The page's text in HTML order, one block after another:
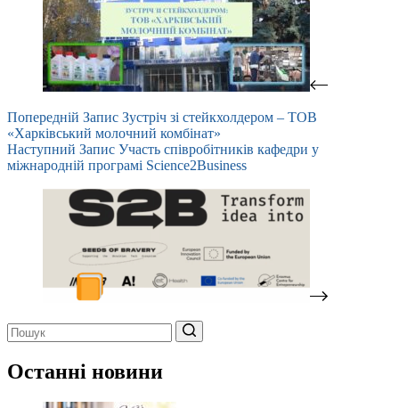
Попередній Запис Зустріч зі стейкхолдером – ТОВ
«Харківський молочний комбінат»
Наступний Запис Участь співробітників кафедри у
міжнародній програмі Science2Business
результатів
Останні новини